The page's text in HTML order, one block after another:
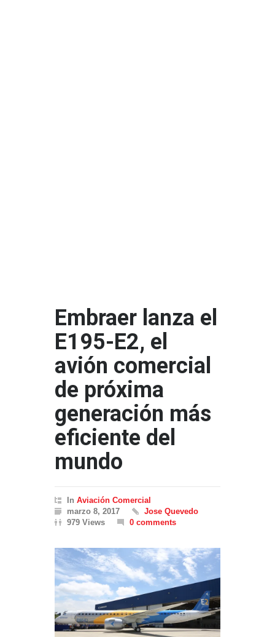
Embraer lanza el
E195-E2, el
avión comercial
de próxima
generación más
eficiente del
mundo
In Aviación Comercial
marzo 8, 2017
Jose Quevedo
979 Views
0 comments